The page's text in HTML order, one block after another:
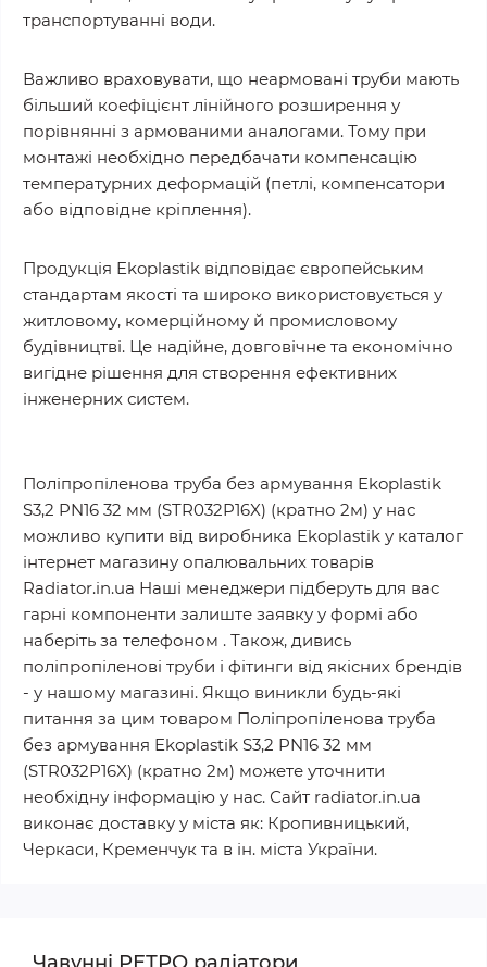
транспортуванні води.
Важливо враховувати, що неармовані труби мають
більший коефіцієнт лінійного розширення у
порівнянні з армованими аналогами. Тому при
монтажі необхідно передбачати компенсацію
температурних деформацій (петлі, компенсатори
або відповідне кріплення).
Продукція Ekoplastik відповідає європейським
стандартам якості та широко використовується у
житловому, комерційному й промисловому
будівництві. Це надійне, довговічне та економічно
вигідне рішення для створення ефективних
інженерних систем.
Поліпропіленова труба без армування Ekoplastik
S3,2 PN16 32 мм (STR032P16X) (кратно 2м) у нас
можливо купити від виробника Ekoplastik у каталог
інтернет магазину опалювальних товарів
Radiator.in.ua Наші менеджери підберуть для вас
гарні компоненти залиште заявку у формі або
наберіть за телефоном . Також, дивись
поліпропіленові труби і фітинги від якісних брендів
- у нашому магазині. Якщо виникли будь-які
питання за цим товаром Поліпропіленова труба
без армування Ekoplastik S3,2 PN16 32 мм
(STR032P16X) (кратно 2м) можете уточнити
необхідну інформацію у нас. Сайт radiator.in.ua
виконає доставку у міста як: Кропивницький,
Черкаси, Кременчук та в ін. міста України.